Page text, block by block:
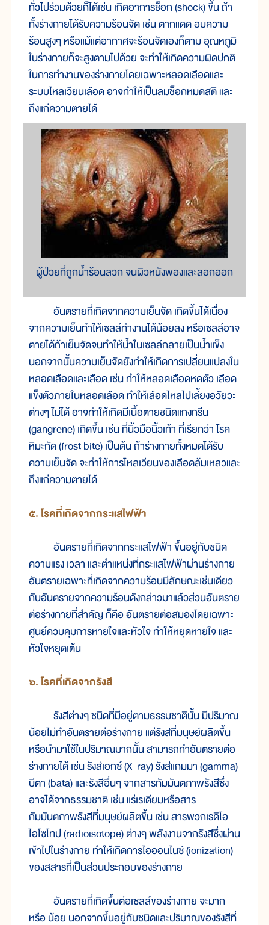
ทั่วไปร่วมด้วยก็ได้เช่น เกิดอาการช็อก (shock) ขึ้น ถ้า
ทั้งร่างกายได้รับความร้อนจัด เช่น ตากแดด อบความ
ร้อนสูงๆ หรือแม้แต่อากาศจะร้อนจัดเองก็ตาม อุณหภูมิ
ในร่างกายก็จะสูงตามไปด้วย จะทำให้เกิดความผิดปกติ
ในการทำงานของร่างกายโดยเฉพาะหลอดเลือดและ
ระบบไหลเวียนเลือด อาจทำให้เป็นลมช็อกหมดสติ และ
ถึงแก่ความตายได้
ผู้ป่วยที่ถูกน้ำร้อนลวก จนผิวหนังพองและลอกออก
อันตรายที่เกิดจากความเย็นจัด เกิดขึ้นได้เนื่อง
จากความเย็นทำให้เซลล์ทำงานได้น้อยลง หรือเซลล์อาจ
ตายได้ถ้าเย็นจัดจนทำให้น้ำในเซลล์กลายเป็นน้ำแข็ง
นอกจากนั้นความเย็นจัดยังทำให้เกิดการเปลี่ยนแปลงใน
หลอดเลือดและเลือด เช่น ทำให้หลอดเลือดหดตัว เลือด
แข็งตัวภายในหลอดเลือด ทำให้เลือดไหลไปเลี้ยงอวัยวะ
ต่างๆ ไม่ได้ อาจทำให้เกิดมีเนื้อตายชนิดแกงกรีน
(gangrene) เกิดขึ้น เช่น ที่นิ้วมือนิ้วเท้า ที่เรียกว่า โรค
หิมะกัด (frost bite) เป็นต้น ถ้าร่างกายทั้งหมดได้รับ
ความเย็นจัด จะทำให้การไหลเวียนของเลือดล้มเหลวและ
ถึงแก่ความตายได้
๕. โรคที่เกิดจากกระแสไฟฟ้า
อันตรายที่เกิดจากกระแสไฟฟ้า ขึ้นอยู่กับชนิด
ความแรง เวลา และตำแหน่งที่กระแสไฟฟ้าผ่านร่างกาย
อันตรายเฉพาะที่เกิดจากความร้อนมีลักษณะเช่นเดียว
กับอันตรายจากความร้อนดังกล่าวมาแล้วส่วนอันตราย
ต่อร่างกายที่สำคัญ ก็คือ อันตรายต่อสมองโดยเฉพาะ
ศูนย์ควบคุมการหายใจและหัวใจ ทำให้หยุดหายใจ และ
หัวใจหยุดเต้น
๖. โรคที่เกิดจากรังสี
รังสีต่างๆ ชนิดที่มีอยู่ตามธรรมชาตินั้น มีปริมาณ
น้อยไม่ทำอันตรายต่อร่างกาย แต่รังสีที่มนุษย์ผลิตขึ้น
หรือนำมาใช้ในปริมาณมากนั้น สามารถทำอันตรายต่อ
ร่างกายได้ เช่น รังสีเอกซ์ (X-ray) รังสีแกมมา (gamma)
บีตา (bata) และรังสีอื่นๆ จากสารกัมมันตภาพรังสีซึ่ง
อาจได้จากธรรมชาติ เช่น แร่เรเดียมหรือสาร
กัมมันตภาพรังสีที่มนุษย์ผลิตขึ้น เช่น สารพวกเรดิโอ
ไอโซโทป (radioisotope) ต่างๆ พลังงานจากรังสีซึ่งผ่าน
เข้าไปในร่างกาย ทำให้เกิดการไอออนไนซ์ (ionization)
ของสสารที่เป็นส่วนประกอบของร่างกาย
อันตรายที่เกิดขึ้นต่อเซลล์ของร่างกาย จะมาก
หรือ น้อย นอกจากขึ้นอยู่กับชนิดและปริมาณของรังสีที่